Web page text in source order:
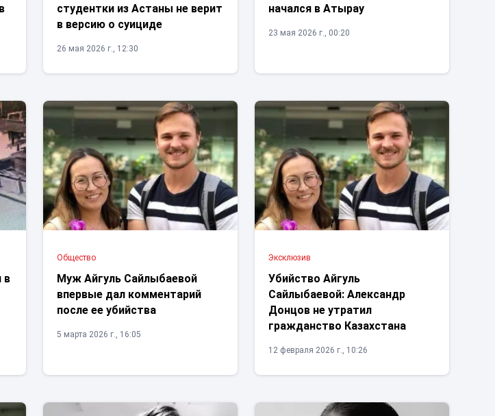
студентки из Астаны не верит
в версию о суициде
26 мая 2026 г., 12:30
начался в Атырау
23 мая 2026 г., 00:20
в
Общество
Муж Айгуль Сайлыбаевой
впервые дал комментарий
после ее убийства
5 марта 2026 г., 16:05
Эксклюзив
Убийство Айгуль
Сайлыбаевой: Александр
Донцов не утратил
гражданство Казахстана
12 февраля 2026 г., 10:26